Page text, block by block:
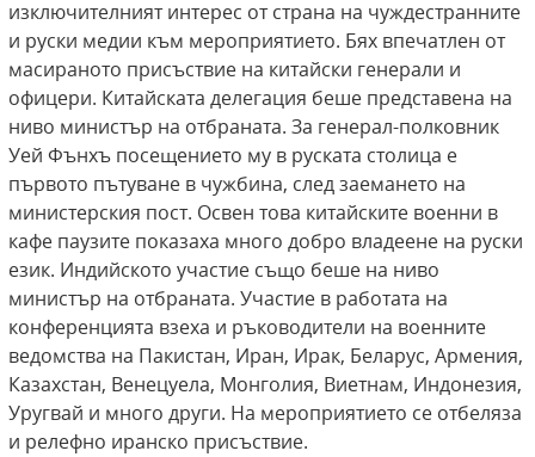
изключителният интерес от страна на чуждестранните
и руски медии към мероприятието. Бях впечатлен от
масираното присъствие на китайски генерали и
офицери. Китайската делегация беше представена на
ниво министър на отбраната. За генерал-полковник
Уей Фънхъ посещението му в руската столица е
първото пътуване в чужбина, след заемането на
министерския пост. Освен това китайските военни в
кафе паузите показаха много добро владеене на руски
език. Индийското участие също беше на ниво
министър на отбраната. Участие в работата на
конференцията взеха и ръководители на военните
ведомства на Пакистан, Иран, Ирак, Беларус, Армения,
Казахстан, Венецуела, Монголия, Виетнам, Индонезия,
Уругвай и много други. На мероприятието се отбеляза
и релефно иранско присъствие.